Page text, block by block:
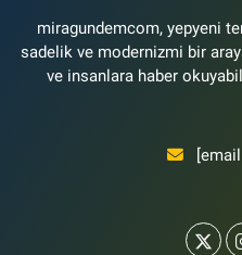
miragundemcom, yepyeni
sadelik ve modernizmi bir
ve insanlara haber